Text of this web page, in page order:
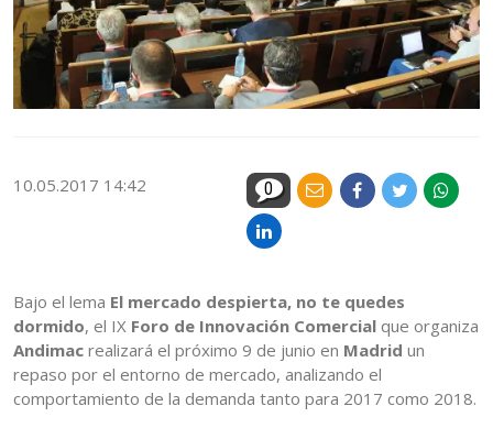
10.05.2017 14:42 0
Bajo el lema El mercado despierta, no te quedes
dormido, el IX Foro de Innovación Comercial que organiza
Andimac realizará el próximo 9 de junio en Madrid un
repaso por el entorno de mercado, analizando el
comportamiento de la demanda tanto para 2017 como 2018.